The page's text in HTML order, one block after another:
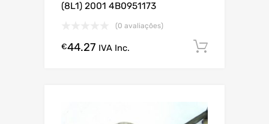
(8L1) 2001 4B0951173
(0 avaliações)
€44.27 IVA Inc.